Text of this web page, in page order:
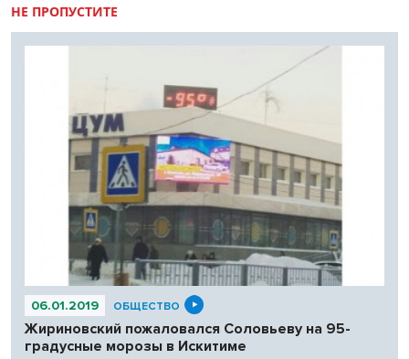
НЕ ПРОПУСТИТЕ
06.01.2019 ОБЩЕСТВО
Жириновский пожаловался Соловьеву на 95-
градусные морозы в Искитиме